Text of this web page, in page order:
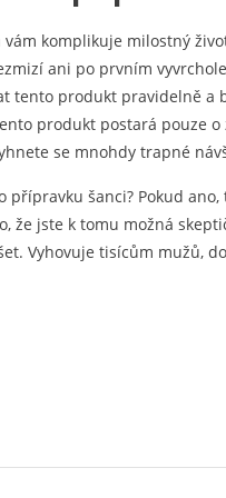
komplikuje milostný
ani po prvním
tento produkt pravidelně a
produkt postará pouze
se mnohdy trapné
šanci? Pokud
že jste k tomu možná
Vyhovuje tisícům mužů,